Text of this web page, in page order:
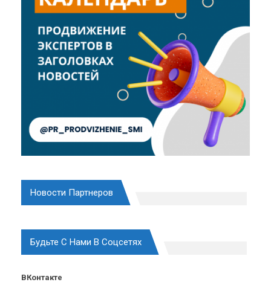
Новости Партнеров
Будьте С Нами В Соцсетях
ВКонтакте